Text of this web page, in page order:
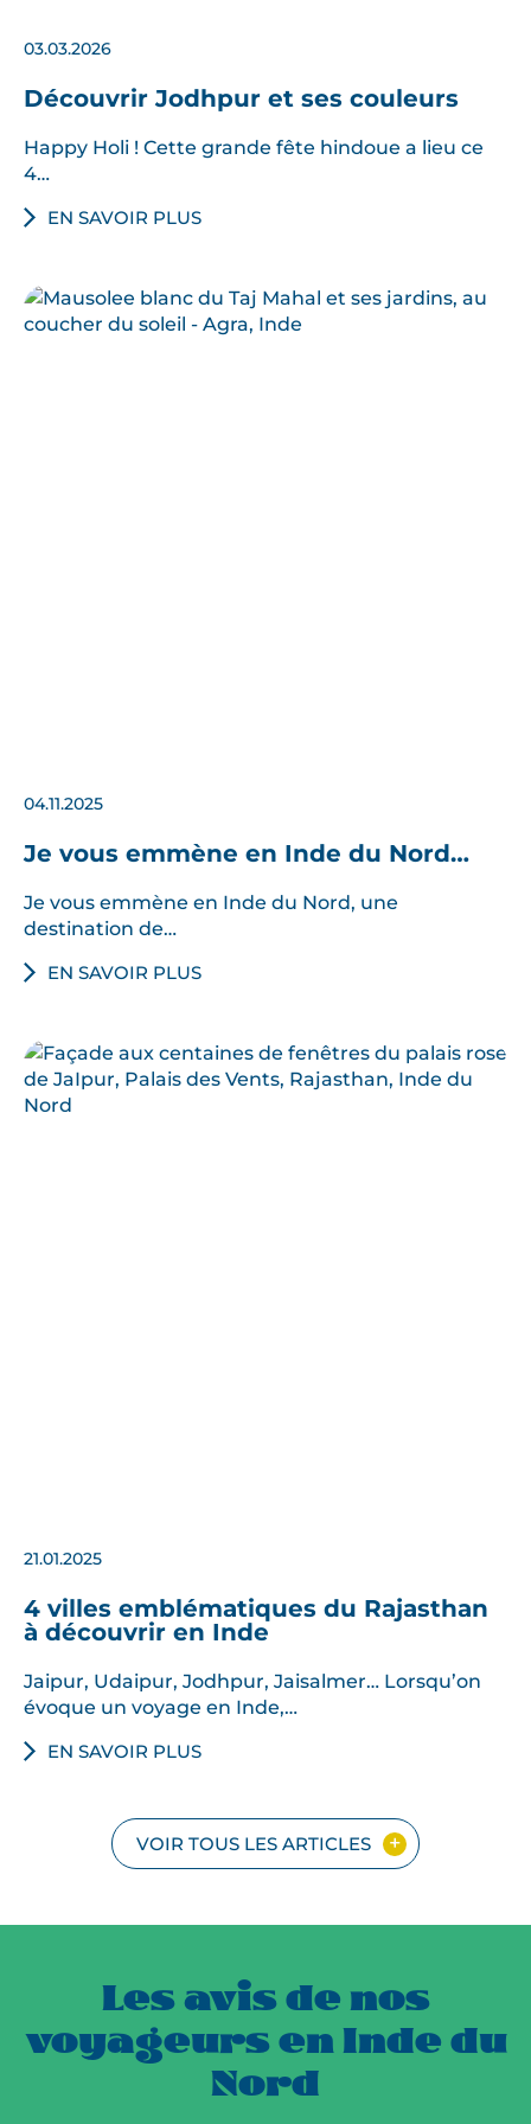
03.03.2026
Découvrir Jodhpur et ses couleurs
Happy Holi ! Cette grande fête hindoue a lieu ce
4…
EN SAVOIR PLUS
04.11.2025
Je vous emmène en Inde du Nord…
Je vous emmène en Inde du Nord, une
destination de…
EN SAVOIR PLUS
21.01.2025
4 villes emblématiques du Rajasthan
à découvrir en Inde
Jaipur, Udaipur, Jodhpur, Jaisalmer… Lorsqu’on
évoque un voyage en Inde,…
EN SAVOIR PLUS
VOIR TOUS LES ARTICLES
Les avis de nos
voyageurs en Inde du
Nord